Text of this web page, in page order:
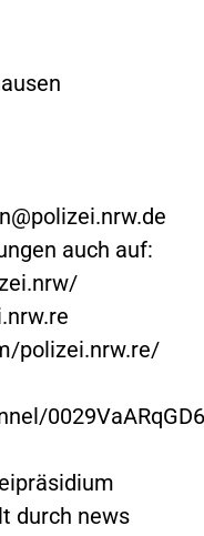
auch auf:
polizei.nrw.re/
durch news